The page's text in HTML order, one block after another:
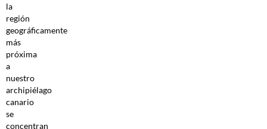
la
región
geográficamente
más
próxima
a
nuestro
archipiélago
canario
se
concentran